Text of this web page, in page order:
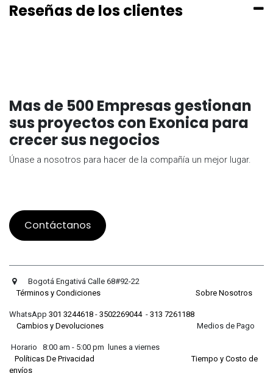
Reseñas de los clientes
Mas de 500 Empresas gestionan
sus proyectos con Exonica para
crecer sus negocios
Únase a nosotros para hacer de la compañía un mejor lugar.
Contáctanos
Bogotá Engativá Calle 68#92-22
Términos y Condiciones
Sobre Nosotros
WhatsApp 301 3244618 - 3502269044- 313 7261188
Cambios y Devoluciones Medios de Pago
Horario 8:00 am - 5:00 pm lunes a viernes
Políticas De Privacidad
Tiempo y Costo de
envíos